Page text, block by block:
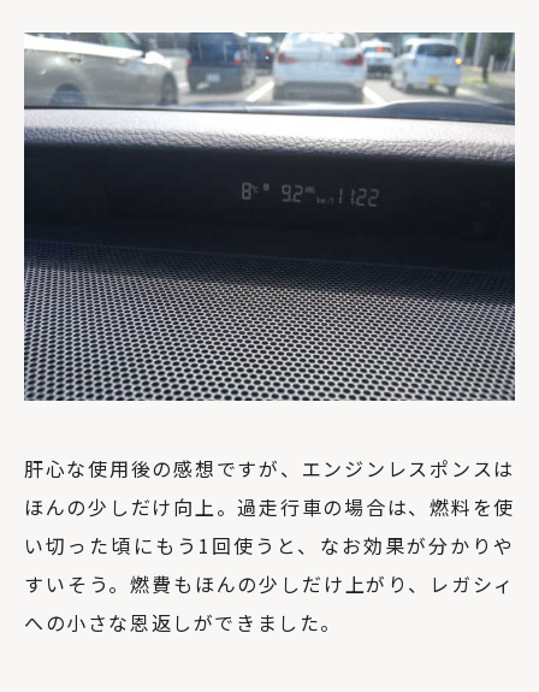
肝心な使用後の感想ですが、エンジンレスポンスは
ほんの少しだけ向上。過走行車の場合は、燃料を使
い切った頃にもう1回使うと、なお効果が分かりや
すいそう。燃費もほんの少しだけ上がり、レガシィ
への小さな恩返しができました。